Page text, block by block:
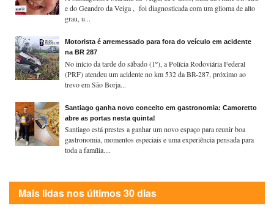
e do Geandro da Veiga , foi diagnosticada com um glioma de alto
grau, u...
Motorista é arremessado para fora do veículo em acidente
na BR 287
No início da tarde do sábado (1º), a Polícia Rodoviária Federal
(PRF) atendeu um acidente no km 532 da BR-287, próximo ao
trevo em São Borja...
Santiago ganha novo conceito em gastronomia: Camoretto
abre as portas nesta quinta!
Santiago está prestes a ganhar um novo espaço para reunir boa
gastronomia, momentos especiais e uma experiência pensada para
toda a família....
Mais lidas nos últimos 30 dias